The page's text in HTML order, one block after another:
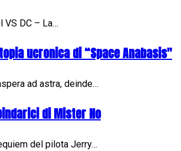
VS DC – La…
ucronica di “Space Anabasis"
ad astra, deinde…
di Mister No
del pilota Jerry…